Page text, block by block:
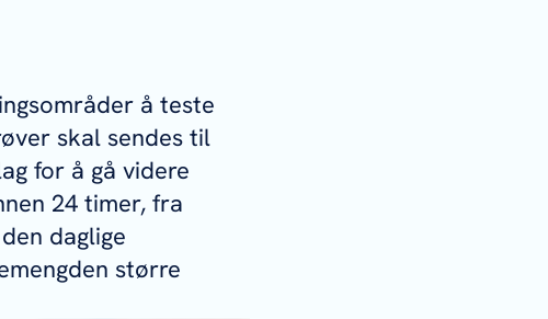
å teste
skal sendes til
for å gå videre
24 timer, fra
daglige
større